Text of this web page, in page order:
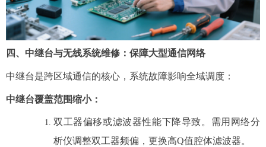
四、中继台与无线系统维修：保障大型通信网络
中继台是跨区域通信的核心，系统故障影响全域调度：
中继台覆盖范围缩小：
双工器偏移或滤波器性能下降导致。需用网络分
析仪调整双工器频偏，更换高Q值腔体滤波器。